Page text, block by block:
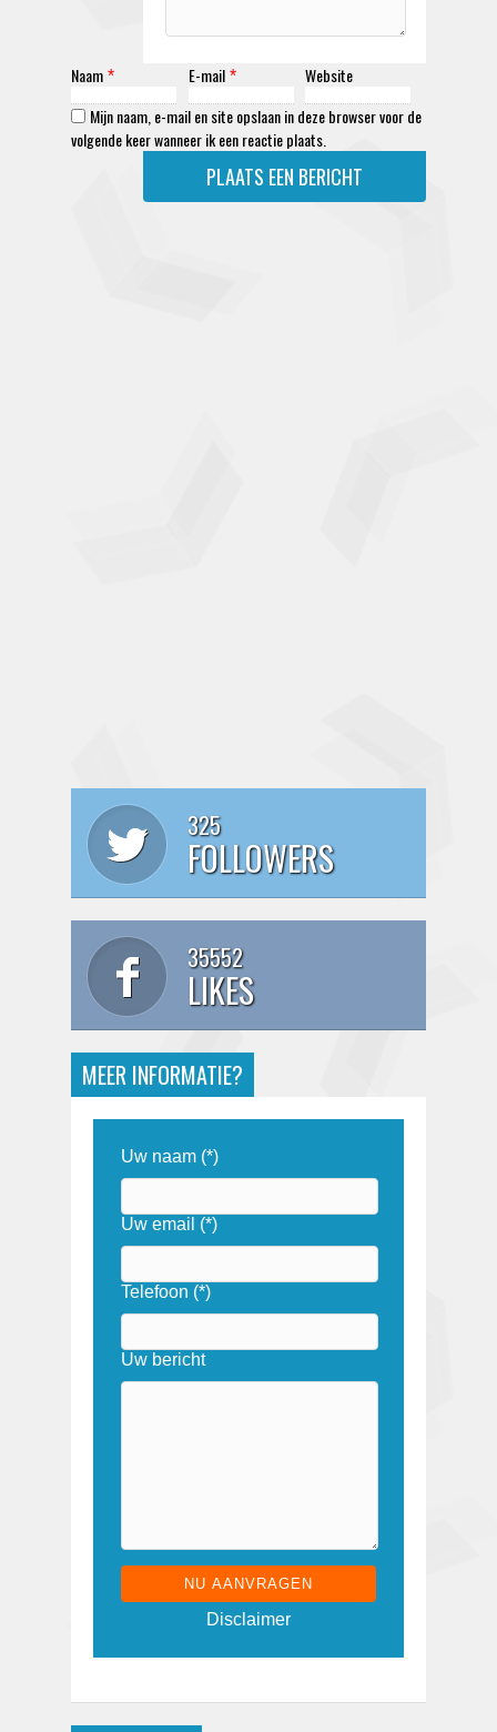
Naam * E-mail *
Website
Mijn naam, e-mail en site opslaan in deze browser voor de
volgende keer wanneer ik een reactie plaats.
325
FOLLOWERS
35552
LIKES
MEER INFORMATIE?
Uw naam (*)
Uw email (*)
Telefoon (*)
Uw bericht
Disclaimer